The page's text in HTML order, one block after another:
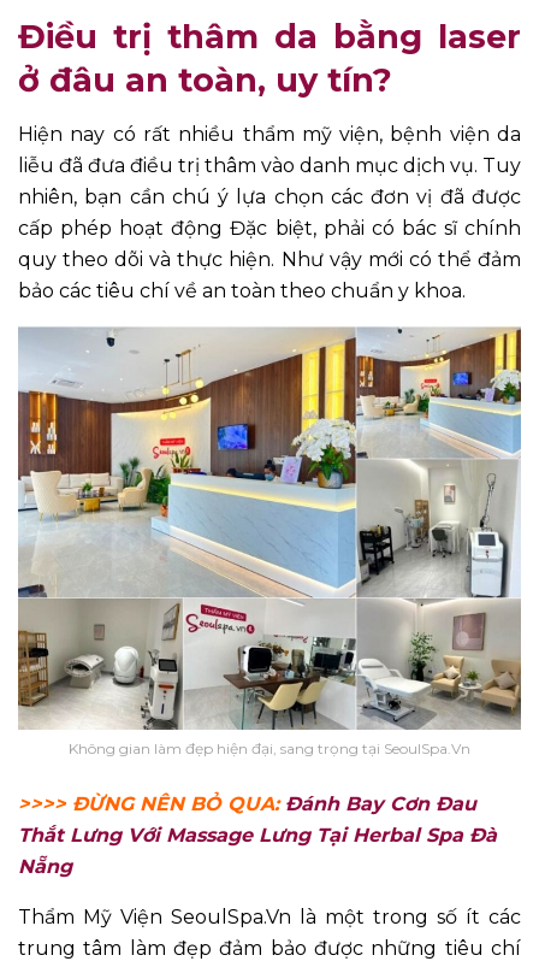
Điều trị thâm da bằng laser
ở đâu an toàn, uy tín?
Hiện nay có rất nhiều thẩm mỹ viện, bệnh viện da
liễu đã đưa điều trị thâm vào danh mục dịch vụ. Tuy
nhiên, bạn cần chú ý lựa chọn các đơn vị đã được
cấp phép hoạt động Đặc biệt, phải có bác sĩ chính
quy theo dõi và thực hiện. Như vậy mới có thể đảm
bảo các tiêu chí về an toàn theo chuẩn y khoa.
Không gian làm đẹp hiện đại, sang trọng tại SeoulSpa.Vn
>>>> ĐỪNG NÊN BỎ QUA: Đánh Bay Cơn Đau
Thắt Lưng Với Massage Lưng Tại Herbal Spa Đà
Nẵng
Thẩm Mỹ Viện SeoulSpa.Vn là một trong số ít các
trung tâm làm đẹp đảm bảo được những tiêu chí